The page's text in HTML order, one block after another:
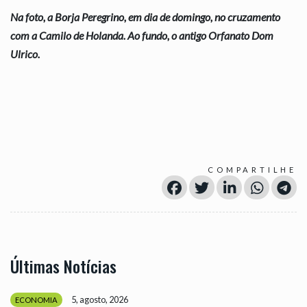
Na foto, a Borja Peregrino, em dia de domingo, no cruzamento
com a Camilo de Holanda. Ao fundo, o antigo Orfanato Dom
Ulrico.
COMPARTILHE
Últimas Notícias
ECONOMIA 5, agosto, 2026